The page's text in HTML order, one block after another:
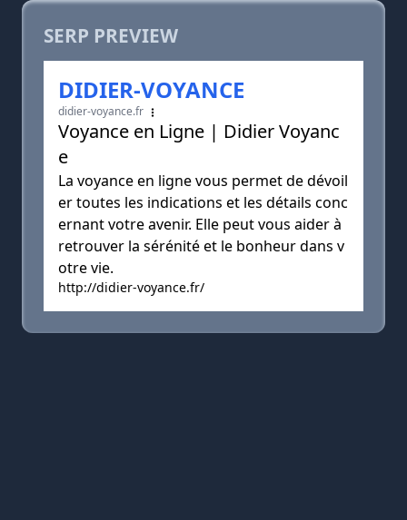
SERP PREVIEW
DIDIER-VOYANCE
didier-voyance.fr
Voyance en Ligne | Didier Voyanc
e
La voyance en ligne vous permet de dévoil
er toutes les indications et les détails conc
ernant votre avenir. Elle peut vous aider à
retrouver la sérénité et le bonheur dans v
otre vie.
http://didier-voyance.fr/